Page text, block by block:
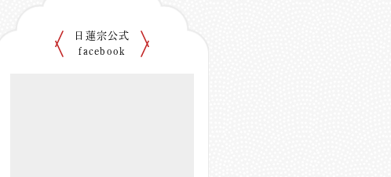
日蓮宗公式
facebook